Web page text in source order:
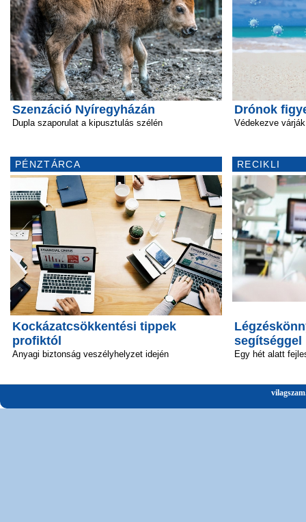
Szenzáció Nyíregyházán
Dupla szaporulat a kipusztulás szélén
PÉNZTÁRCA
Kockázatcsökkentési tippek
profiktól
Anyagi biztonság veszélyhelyzet idején
Drónok
Védekezve
RECIKLI
segítséggel
Egy hét alatt